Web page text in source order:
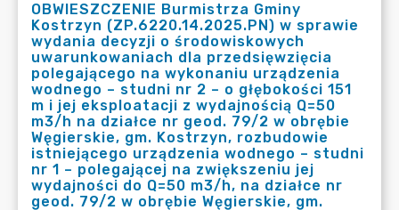
OBWIESZCZENIE Burmistrza Gminy
Kostrzyn (ZP.6220.14.2025.PN) w sprawie
wydania decyzji o środowiskowych
uwarunkowaniach dla przedsięwzięcia
polegającego na wykonaniu urządzenia
wodnego – studni nr 2 – o głębokości 151
m i jej eksploatacji z wydajnością Q=50
m3/h na działce nr geod. 79/2 w obrębie
Węgierskie, gm. Kostrzyn, rozbudowie
istniejącego urządzenia wodnego – studni
nr 1 – polegającej na zwiększeniu jej
wydajności do Q=50 m3/h, na działce nr
geod. 79/2 w obrębie Węgierskie, gm.